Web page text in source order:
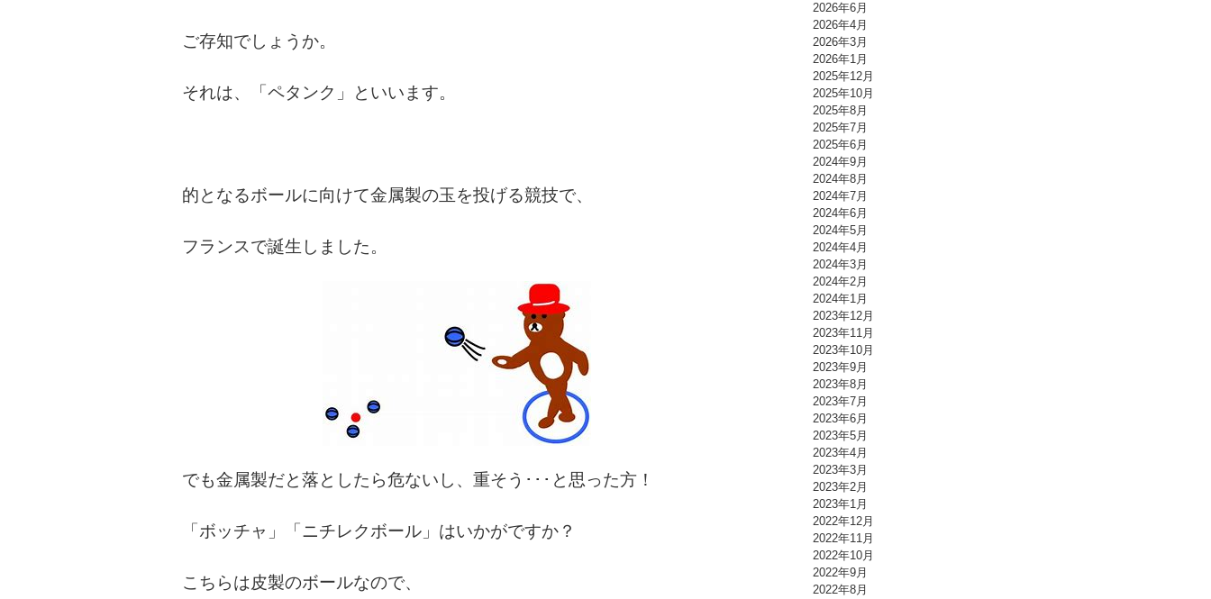
ご存知でしょうか。
それは、「ペタンク」といいます。
的となるボールに向けて金属製の玉を投げる競技で、
フランスで誕生しました。
でも金属製だと落としたら危ないし、重そう･･･と思った方！
「ボッチャ」「ニチレクボール」はいかがですか？
こちらは皮製のボールなので、
2026年6月
2026年4月
2026年3月
2026年1月
2025年12月
2025年10月
2025年8月
2025年7月
2025年6月
2024年9月
2024年8月
2024年7月
2024年6月
2024年5月
2024年4月
2024年3月
2024年2月
2024年1月
2023年12月
2023年11月
2023年10月
2023年9月
2023年8月
2023年7月
2023年6月
2023年5月
2023年4月
2023年3月
2023年2月
2023年1月
2022年12月
2022年11月
2022年10月
2022年9月
2022年8月